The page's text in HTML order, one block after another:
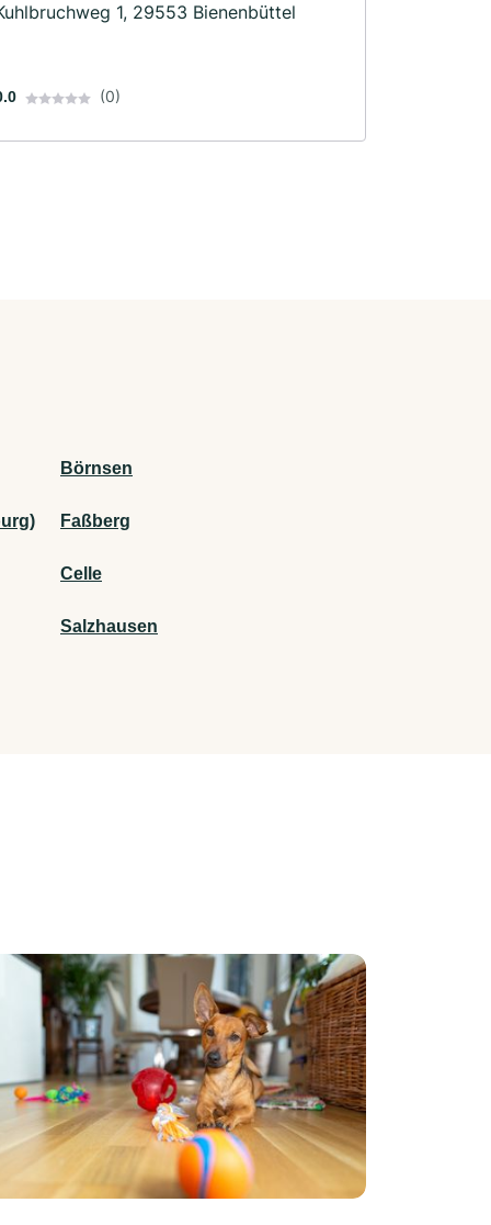
1, 29553 Bienenbüttel
(0)
Börnsen
Faßberg
Celle
Salzhausen